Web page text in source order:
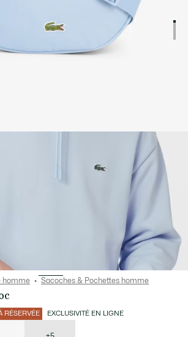
homme Sacoches & Pochettes homme
RÉSERVÉE EXCLUSIVITÉ EN LIGNE